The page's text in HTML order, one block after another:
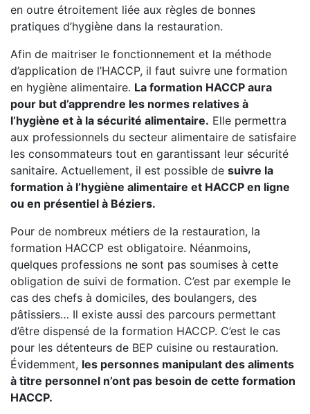
en outre étroitement liée aux règles de bonnes
pratiques d’hygiène dans la restauration.
Afin de maitriser le fonctionnement et la méthode
d’application de l’HACCP, il faut suivre une formation
en hygiène alimentaire. La formation HACCP aura
pour but d’apprendre les normes relatives à
l’hygiène et à la sécurité alimentaire. Elle permettra
aux professionnels du secteur alimentaire de satisfaire
les consommateurs tout en garantissant leur sécurité
sanitaire. Actuellement, il est possible de suivre la
formation à l’hygiène alimentaire et HACCP en ligne
ou en présentiel à Béziers.
Pour de nombreux métiers de la restauration, la
formation HACCP est obligatoire. Néanmoins,
quelques professions ne sont pas soumises à cette
obligation de suivi de formation. C’est par exemple le
cas des chefs à domiciles, des boulangers, des
pâtissiers… Il existe aussi des parcours permettant
d’être dispensé de la formation HACCP. C’est le cas
pour les détenteurs de BEP cuisine ou restauration.
Évidemment, les personnes manipulant des aliments
à titre personnel n’ont pas besoin de cette formation
HACCP.